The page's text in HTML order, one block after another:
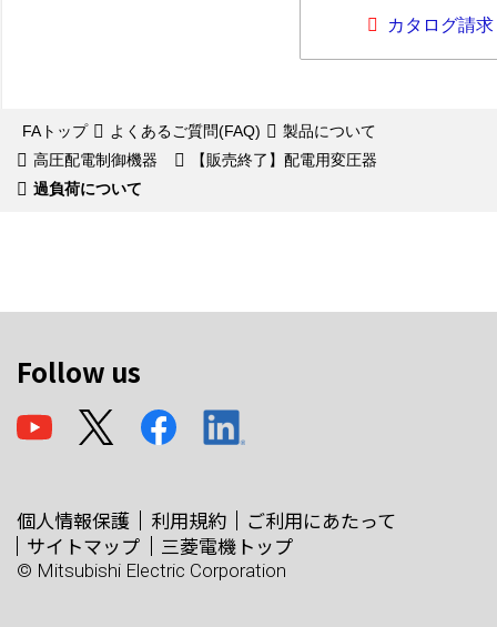
カタログ請求
FAトップ よくあるご質問(FAQ)
製品について
高圧配電制御機器
【販売終了】配電用変圧器
過負荷について
Follow us
個人情報保護 利用規約
ご利用にあたって
サイトマップ
三菱電機トップ
© Mitsubishi Electric Corporation